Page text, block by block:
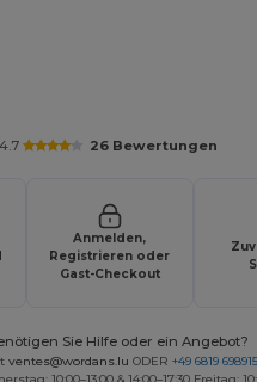
4.7 26 Bewertungen
Anmelden,
Registrieren oder
Gast-Checkout
Sie Hilfe oder ein Angebot?
ventes@wordans.lu ODER +49 6819
10:00–13:00 & 14:00–17:30 Freitag: